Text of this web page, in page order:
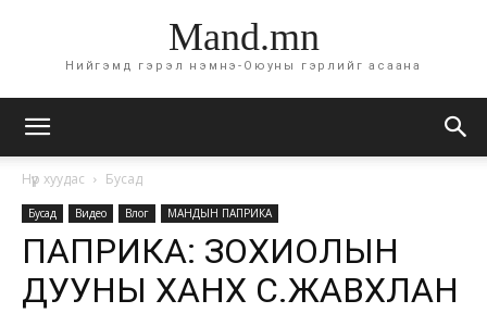
Mand.mn
Нийгэмд гэрэл нэмнэ-Оюуны гэрлийг асаана
Нүүр хуудас Бусад
Бусад Видео Влог МАНДЫН ПАПРИКА
ПАПРИКА: ЗОХИОЛЫН
ДУУНЫ ХАНХҮҮ С.ЖАВХЛАН